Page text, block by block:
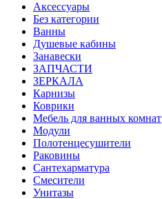
Аксессуары
Без категории
Ванны
Душевые кабины
Занавески
ЗАПЧАСТИ
ЗЕРКАЛА
Карнизы
Коврики
Мебель для ванных комнат
Модули
Полотенцесушители
Раковины
Сантехарматура
Смесители
Унитазы